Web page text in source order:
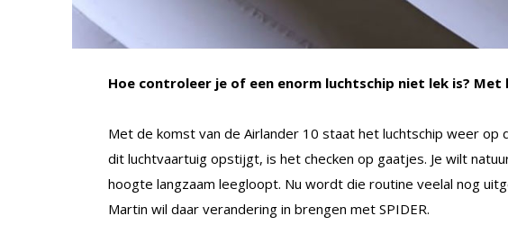
Hoe controleer je of een enorm luchtschip niet lek is? Met
Met de komst van de Airlander 10 staat het luchtschip weer op
dit luchtvaartuig opstijgt, is het checken op gaatjes. Je wilt
hoogte langzaam leegloopt. Nu wordt die routine veelal nog
Martin wil daar verandering in brengen met SPIDER.